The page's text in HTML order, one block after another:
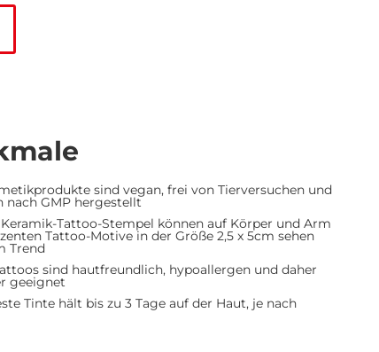
sind vegan, frei von Tierversuchen und
nach GMP hergestellt
Tattoo-Stempel können auf Körper und Arm
Tattoo-Motive in der Größe 2,5 x 5cm sehen
Trend
sind hautfreundlich, hypoallergen und daher
geeignet
Tinte hält bis zu 3 Tage auf der Haut, je nach